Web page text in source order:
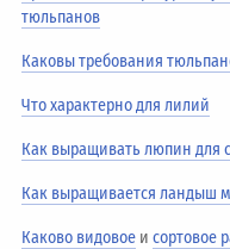
тюльпанов
Каковы требования
Что характерно для лилий
Как выращивать люпин для
Как выращивается ландыш
Каково видовое исортовое